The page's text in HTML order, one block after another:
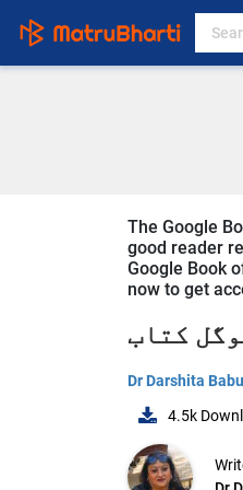
The Google
good reader
Google Book
now to get
کتاب
Dr Darshita
4.5k